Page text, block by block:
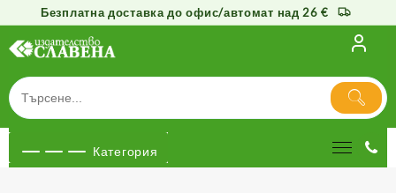
Безплатна доставка до офис/автомат над 26 €
съдържанието
Категория